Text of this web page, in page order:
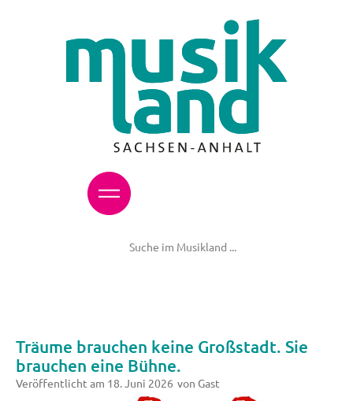
Träume brauchen keine Großstadt. Sie
brauchen eine Bühne.
Veröffentlicht am 18. Juni 2026 von Gast